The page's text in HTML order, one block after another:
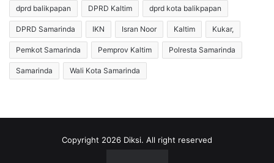
dprd balikpapan DPRD Kaltim dprd kota balikpapan
DPRD Samarinda IKN Isran Noor Kaltim Kukar,
Pemkot Samarinda Pemprov Kaltim Polresta Samarinda
Samarinda Wali Kota Samarinda
Copyright 2026 Diksi. All right reserved